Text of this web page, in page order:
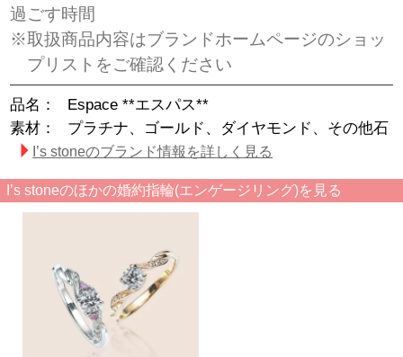
過ごす時間
※取扱商品内容はブランドホームページのショッ
プリストをご確認ください
品名：
Espace **エスパス**
素材：
プラチナ、ゴールド、ダイヤモンド、その他石
I’s stoneのブランド情報を詳しく見る
I’s stoneのほかの婚約指輪(エンゲージリング)を見る